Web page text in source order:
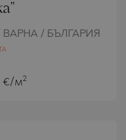
ВАРНА / БЪЛГАРИЯ
€/м2